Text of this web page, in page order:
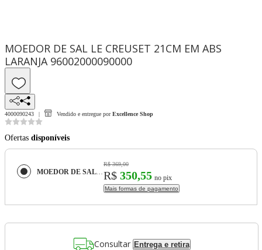
MOEDOR DE SAL LE CREUSET 21CM EM ABS
LARANJA 96002000090000
4000090243 Vendido e entregue por Excellence Shop
Ofertas disponíveis
MOEDOR DE SAL LE CREUSET 21CM EM ABS LARANJA 96002000090000
R$ 369,00
R$ 350,55 no pix
Mais formas de pagamento
Consultar Entrega e retira